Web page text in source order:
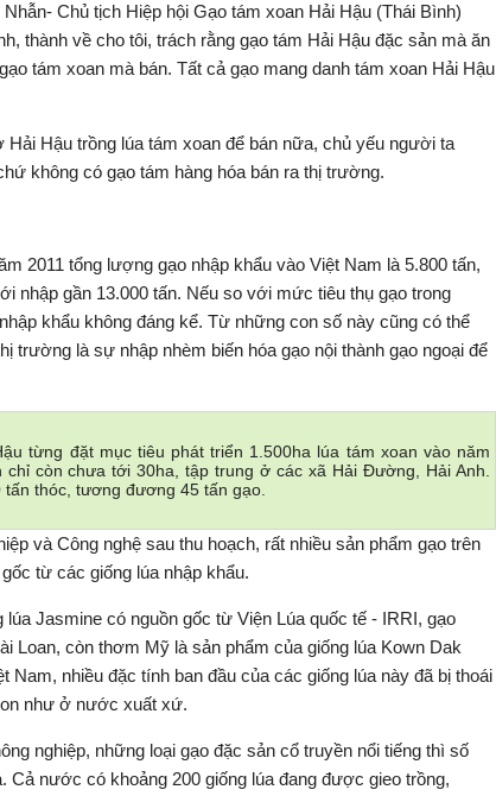
Chủ tịch Hiệp hội Gạo tám xoan Hải Hậu (Thái Bình)
thành về cho tôi, trách rằng gạo tám Hải Hậu đặc sản mà ăn
tám xoan mà bán. Tất cả gạo mang danh tám xoan Hải Hậu
Hậu trồng lúa tám xoan để bán nữa, chủ yếu người ta
không có gạo tám hàng hóa bán ra thị trường.
2011 tổng lượng gạo nhập khẩu vào Việt Nam là 5.800 tấn,
nhập gần 13.000 tấn. Nếu so với mức tiêu thụ gạo trong
khẩu không đáng kể. Từ những con số này cũng có thể
trường là sự nhập nhèm biến hóa gạo nội thành gạo ngoại để
từng đặt mục tiêu phát triển 1.500ha lúa tám xoan vào năm
còn chưa tới 30ha, tập trung ở các xã Hải Đường, Hải Anh.
thóc, tương đương 45 tấn gạo.
và Công nghệ sau thu hoạch, rất nhiều sản phẩm gạo trên
từ các giống lúa nhập khẩu.
Jasmine có nguồn gốc từ Viện Lúa quốc tế - IRRI, gạo
Loan, còn thơm Mỹ là sản phẩm của giống lúa Kown Dak
Nam, nhiều đặc tính ban đầu của các giống lúa này đã bị thoái
như ở nước xuất xứ.
nghiệp, những loại gạo đặc sản cổ truyền nổi tiếng thì số
Cả nước có khoảng 200 giống lúa đang được gieo trồng,